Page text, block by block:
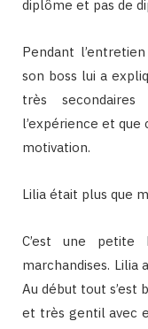
diplôme et pas de
Pendant
son boss lui a
très
l’expérience et que
motivation.
Lilia était plus que
C’est une petite
marchandises.
Au début tout s’est
et très gentil avec